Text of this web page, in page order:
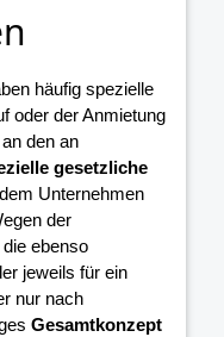
häufig spezielle
oder der Anmietung
den an
gesetzliche
Unternehmen
der
die ebenso
jeweils für ein
nur nach
Gesamtkonzept